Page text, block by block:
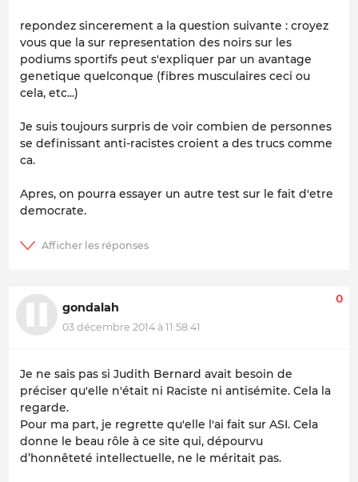
repondez sincerement a la question suivante : croyez
vous que la sur representation des noirs sur les
podiums sportifs peut s'expliquer par un avantage
genetique quelconque (fibres musculaires ceci ou
cela, etc...)
Je suis toujours surpris de voir combien de personnes
se definissant anti-racistes croient a des trucs comme
ca.
Apres, on pourra essayer un autre test sur le fait d'etre
democrate.
gondalah
03 décembre 2014 à 11:58:41
0
Je ne sais pas si Judith Bernard avait besoin de
préciser qu'elle n'était ni Raciste ni antisémite. Cela la
regarde.
Pour ma part, je regrette qu'elle l'ai fait sur ASI. Cela
donne le beau rôle à ce site qui, dépourvu
d’honnêteté intellectuelle, ne le méritait pas.